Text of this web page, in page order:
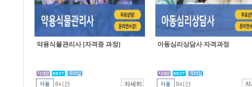
약용식물관리사 [자격증 과정]
8시간
아동심리상담사 자격과정
8시간